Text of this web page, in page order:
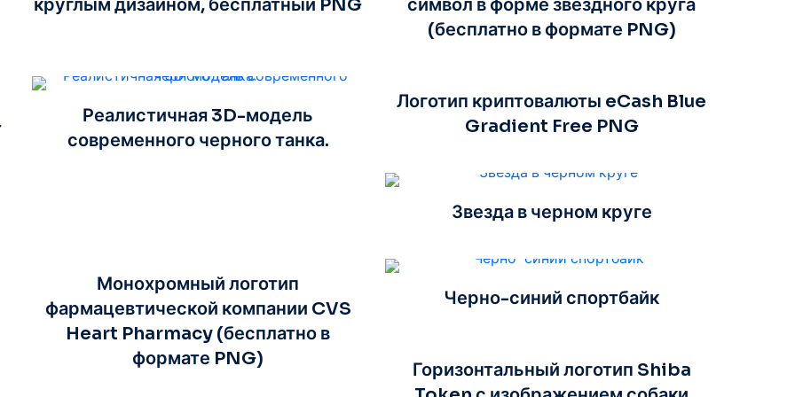
круглым дизайном, бесплатный PNG
символ в форме звездного круга
(бесплатно в формате PNG)
Реалистичная 3D-модель
современного черного танка.
Логотип криптовалюты eCash Blue
Gradient Free PNG
Звезда в черном круге
Монохромный логотип
фармацевтической компании CVS
Heart Pharmacy (бесплатно в
формате PNG)
Черно-синий спортбайк
Горизонтальный логотип Shiba